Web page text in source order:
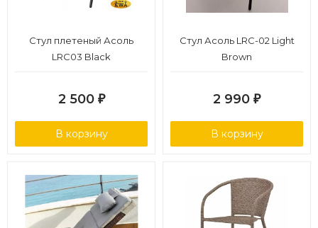
Стул плетеный Асоль
LRC03 Black
2 500 ₽
В корзину
Стул Асоль LRC-02 Light
Brown
2 990 ₽
В корзину